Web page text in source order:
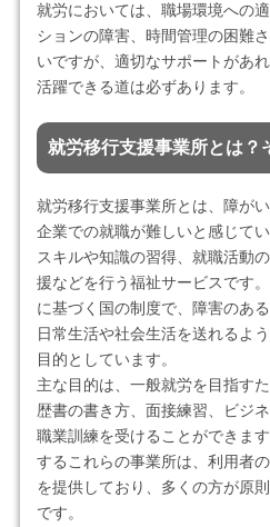
就労においては、職場環境への
ションの障害、時間管理の困難
いですが、適切なサポートがあ
活躍できる道は必ずあります。
就労移行支援事業所とは？
就労移行支援事業所とは、障が
企業での就職が難しいと感じて
スキルや知識の習得、就職活動
援などを行う福祉サービスです
に基づく国の制度で、障害のあ
日常生活や社会生活を送れるよ
目的としています。
主な目的は、一般就労を目指す
歴書の書き方、面接練習、ビジ
職業訓練を受けることができま
するこれらの事業所は、利用者
を提供しており、多くの方が原
です。